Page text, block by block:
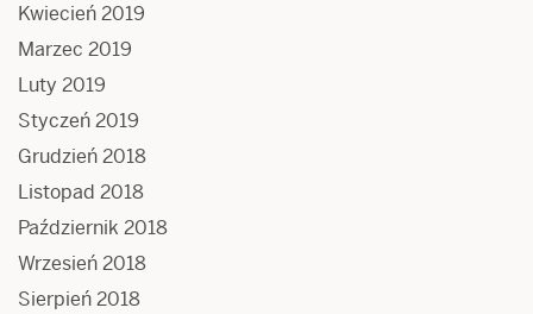
Kwiecień 2019
Marzec 2019
Luty 2019
Styczeń 2019
Grudzień 2018
Listopad 2018
Październik 2018
Wrzesień 2018
Sierpień 2018